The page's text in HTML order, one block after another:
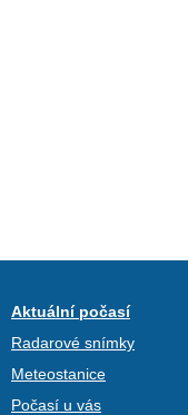
Aktuální počasí
Radarové snímky
Meteostanice
Počasí u vás